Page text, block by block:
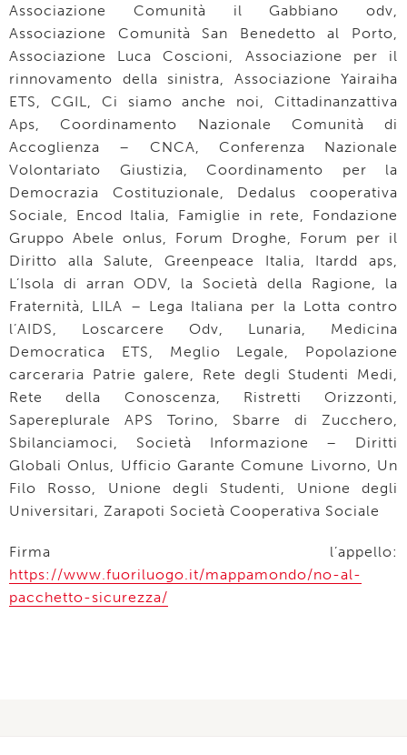
Associazione Comunità il Gabbiano odv,
Associazione Comunità San Benedetto al Porto,
Associazione Luca Coscioni, Associazione per il
rinnovamento della sinistra, Associazione Yairaiha
ETS, CGIL, Ci siamo anche noi, Cittadinanzattiva
Aps, Coordinamento Nazionale Comunità di
Accoglienza – CNCA, Conferenza Nazionale
Volontariato Giustizia, Coordinamento per la
Democrazia Costituzionale, Dedalus cooperativa
Sociale, Encod Italia, Famiglie in rete, Fondazione
Gruppo Abele onlus, Forum Droghe, Forum per il
Diritto alla Salute, Greenpeace Italia, Itardd aps,
L’Isola di arran ODV, la Società della Ragione, la
Fraternità, LILA – Lega Italiana per la Lotta contro
l’AIDS, Loscarcere Odv, Lunaria, Medicina
Democratica ETS, Meglio Legale, Popolazione
carceraria Patrie galere, Rete degli Studenti Medi,
Rete della Conoscenza, Ristretti Orizzonti,
Sapereplurale APS Torino, Sbarre di Zucchero,
Sbilanciamoci, Società Informazione – Diritti
Globali Onlus, Ufficio Garante Comune Livorno, Un
Filo Rosso, Unione degli Studenti, Unione degli
Universitari, Zarapoti Società Cooperativa Sociale
Firma l’appello:
https://www.fuoriluogo.it/mappamondo/no-al-
pacchetto-sicurezza/